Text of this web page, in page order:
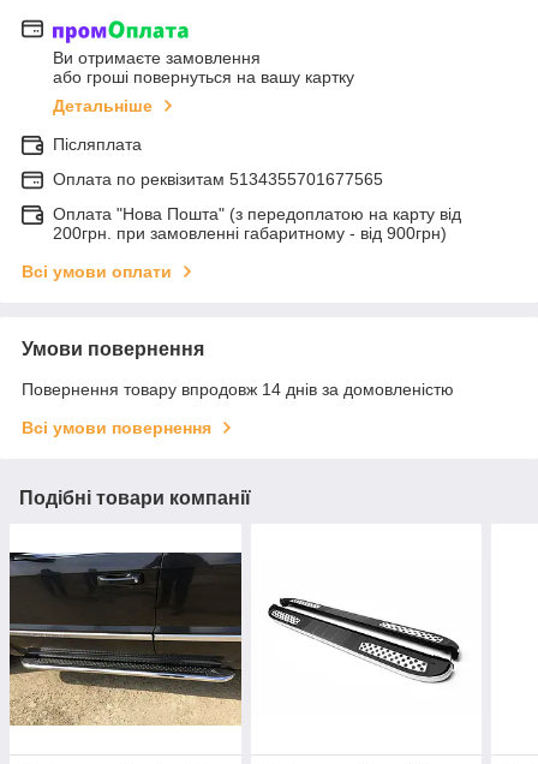
Ви отримаєте замовлення
або гроші повернуться на вашу картку
Детальніше
Післяплата
Оплата по реквiзитам 5134355701677565
Оплата "Нова Пошта" (з передоплатою на карту від
200грн. при замовленні габаритному - від 900грн)
Всі умови оплати
Умови повернення
Повернення товару впродовж 14 днів за домовленістю
Всі умови повернення
Подібні товари компанії